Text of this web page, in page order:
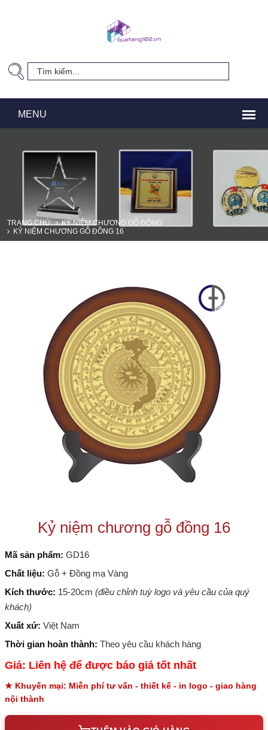
TRANG CHỦ
KỶ NIỆM CHƯƠNG GỖ ĐỒNG
KỶ NIỆM CHƯƠNG GỖ ĐỒNG 16
Kỷ niệm chương gỗ đồng 16
Mã sản phẩm: GD16
Chất liệu: Gỗ + Đồng mạ Vàng
Kích thước: 15-20cm (điều chỉnh tuỳ logo và yêu cầu của quý
khách)
Xuất xứ: Việt Nam
Thời gian hoàn thành: Theo yêu cầu khách hàng
Giá: Liên hệ để được báo giá tốt nhất
★ Khuyến mại: Miễn phí tư vấn - thiết kế - in logo - giao hàng
nội thành